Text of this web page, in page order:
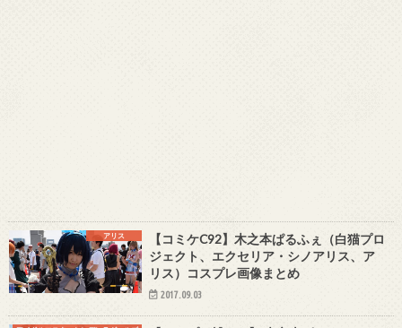
アリス
【コミケC92】木之本ぱるふぇ（白猫プロ
ジェクト、エクセリア・シノアリス、ア
リス）コスプレ画像まとめ
2017.09.03